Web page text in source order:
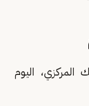
المركزي، اليوم